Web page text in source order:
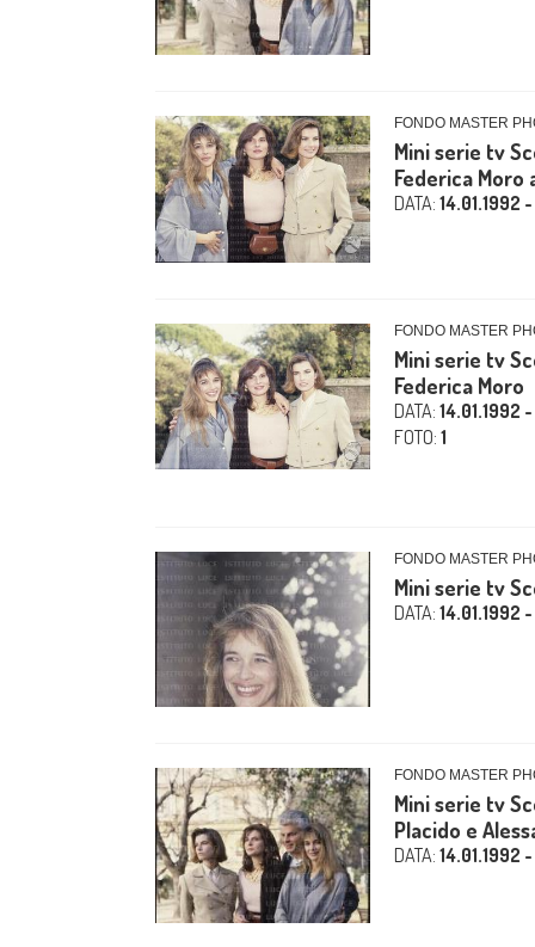
FONDO MASTER
Mini serie tv
Federica Moro
DATA: 14.01.1992
FONDO MASTER
Mini serie tv
Federica Moro
DATA: 14.01.1992
FOTO: 1
FONDO MASTER
Mini serie tv
DATA: 14.01.1992
FONDO MASTER
Mini serie tv
Placido e
DATA: 14.01.1992